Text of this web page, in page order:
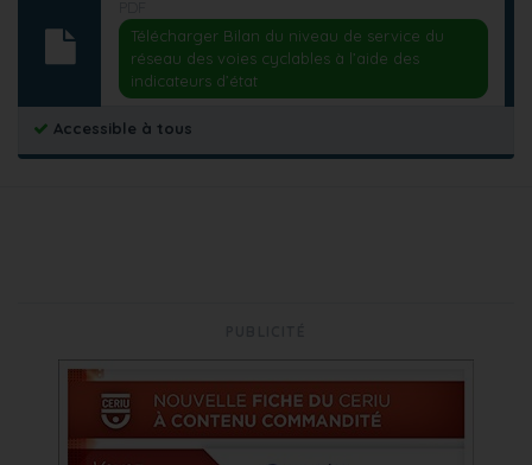
Télécharger Bilan du niveau de service du
réseau des voies cyclables à l’aide des
indicateurs d’état
Accessible à tous